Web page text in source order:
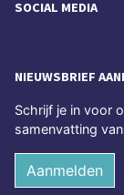
SOCIAL MEDIA
NIEUWSBRIEF
Schrijf je in voor
samenvatting
Aanmelden